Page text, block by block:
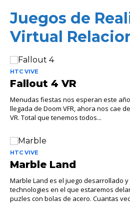
Juegos de
Virtual
HTC VIVE
Fallout 4 VR
Menudas fiestas nos esperan este
llegada de Doom VFR, ahora nos cae
VR. Total que tenemos todos...
HTC VIVE
Marble Land
Marble Land es el juego desarrollado
technologies en el que estaremos
puzles con bolas de acero. Cuantas